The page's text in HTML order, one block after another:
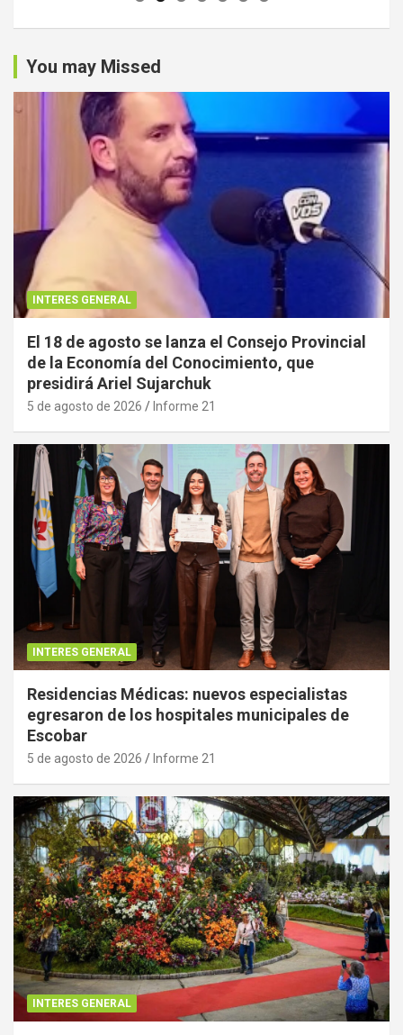
You may Missed
INTERES GENERAL
El 18 de agosto se lanza el Consejo Provincial
de la Economía del Conocimiento, que
presidirá Ariel Sujarchuk
5 de agosto de 2026 Informe 21
INTERES GENERAL
Residencias Médicas: nuevos especialistas
egresaron de los hospitales municipales de
Escobar
5 de agosto de 2026 Informe 21
INTERES GENERAL